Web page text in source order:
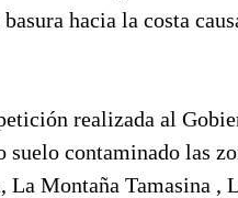
hacia la costa
realizada al
suelo contaminado las
La Montaña Tamasina ,